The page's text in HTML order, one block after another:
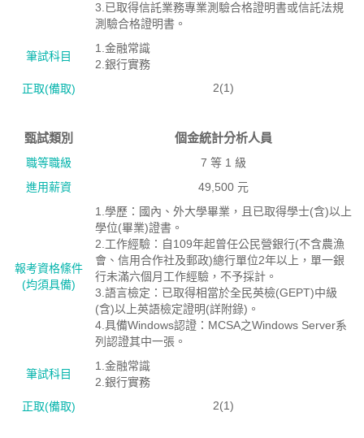
3.已取得信託業務專業測驗合格證明書或信託法規
測驗合格證明書。
筆試科目
1.金融常識
2.銀行實務
正取(備取)
2(1)
甄試類別 個金統計分析人員
職等職級
7 等 1 級
進用薪資
49,500 元
報考資格絛件
(均須具備)
1.學歷：國內、外大學畢業，且已取得學士(含)以上
學位(畢業)證書。
2.工作經驗：自109年起曾任公民營銀行(不含農漁
會、信用合作社及郵政)總行單位2年以上，單一銀
行未滿六個月工作經驗，不予採計。
3.語言檢定：已取得相當於全民英檢(GEPT)中級
(含)以上英語檢定證明(詳附錄)。
4.具備Windows認證：MCSA之Windows Server系
列認證其中一張。
筆試科目
1.金融常識
2.銀行實務
正取(備取)
2(1)